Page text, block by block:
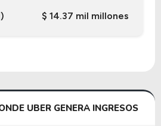
$ 14.37 mil millones
UBER GENERA INGRESOS